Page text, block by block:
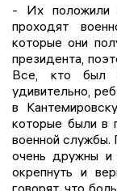
- Их положили
проходят
которые они
президента,
Все, кто был
удивительно,
в
которые были в
военной службы.
очень дружны и
окрепнуть и
говорят, что